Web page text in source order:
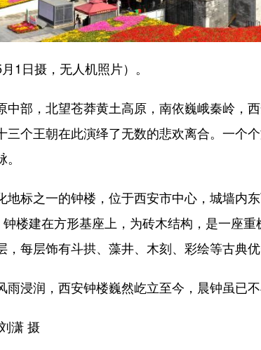
日摄，无人机照片）。
，北望苍莽黄土高原，南依巍峨秦岭，西
三个王朝在此演绎了无数的悲欢离合。一个
之一的钟楼，位于西安市中心，城墙内东
钟楼建在方形基座上，为砖木结构，是一座
，每层饰有斗拱、藻井、木刻、彩绘等古典优
润，西安钟楼巍然屹立至今，晨钟虽已不
潇 摄